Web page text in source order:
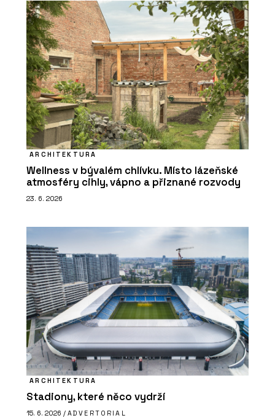
ARCHITEKTURA
Wellness v bývalém chlívku. Místo lázeňské
atmosféry cihly, vápno a přiznané rozvody
23. 6. 2026
ARCHITEKTURA
Stadiony, které něco vydrží
15. 6. 2026 / ADVERTORIAL